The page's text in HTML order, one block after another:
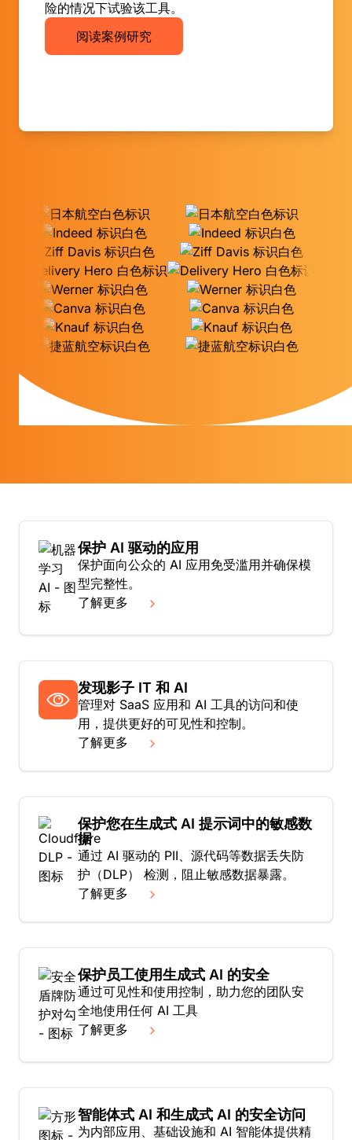
险的情况下试验该工具。
阅读案例研究
保护 AI 驱动的应用
保护面向公众的 AI 应用免受滥用并确保模
型完整性。
了解更多
发现影子 IT 和 AI
管理对 SaaS 应用和 AI 工具的访问和使
用，提供更好的可见性和控制。
了解更多
保护您在生成式 AI 提示词中的敏感数
据
通过 AI 驱动的 PII、源代码等数据丢失防
护（DLP） 检测，阻止敏感数据暴露。
了解更多
保护员工使用生成式 AI 的安全
通过可见性和使用控制，助力您的团队安
全地使用任何 AI 工具
了解更多
智能体式 AI 和生成式 AI 的安全访问
为内部应用、基础设施和 AI 智能体提供精